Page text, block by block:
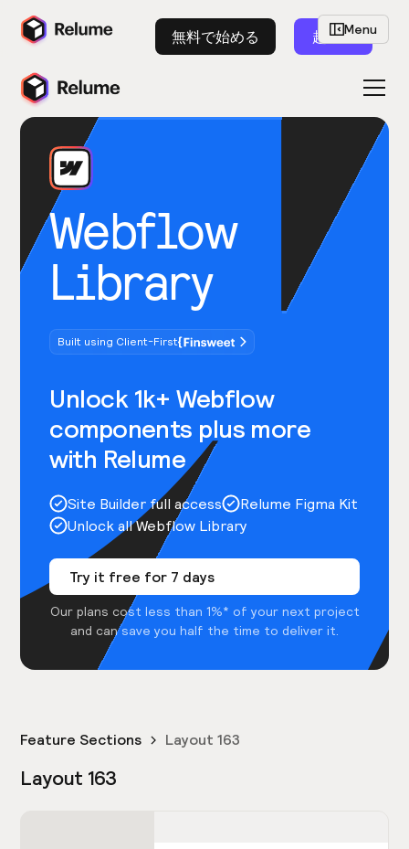
無料で始める 起動
Webflow
Library
Built using Client-First
Unlock 1k+ Webflow
components plus more
with Relume
Site Builder full access
Relume Figma Kit
Unlock all Webflow Library
Try it free for 7 days
Our plans cost less than 1%* of your next project
and can save you half the time to deliver it.
Menu
Feature Sections Layout 163
Layout 163